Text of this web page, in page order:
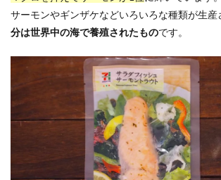
サーモンやギンザケなどいろいろな種類が生産
分は世界中の海で養殖されたものです。